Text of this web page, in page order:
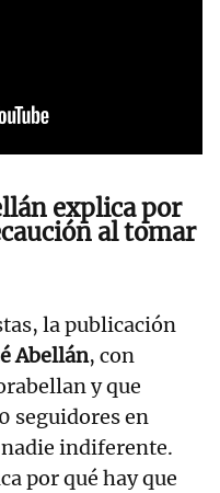
explica por
al tomar
la publicación
Abellán, con
y que
seguidores en
indiferente.
por qué hay que